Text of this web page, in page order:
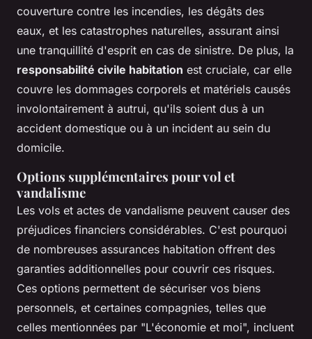
couverture contre les incendies, les dégâts des
eaux, et les catastrophes naturelles, assurant ainsi
une tranquillité d'esprit en cas de sinistre. De plus, la
responsabilité civile habitation est cruciale, car elle
couvre les dommages corporels et matériels causés
involontairement à autrui, qu'ils soient dus à un
accident domestique ou à un incident au sein du
domicile.
Options supplémentaires pour vol et
vandalisme
Les vols et actes de vandalisme peuvent causer des
préjudices financiers considérables. C'est pourquoi
de nombreuses assurances habitation offrent des
garanties additionnelles pour couvrir ces risques.
Ces options permettent de sécuriser vos biens
personnels, et certaines compagnies, telles que
celles mentionnées par "L'économie et moi", incluent